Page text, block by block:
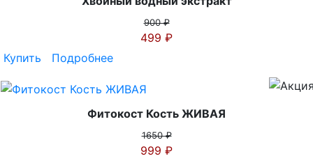
900 ₽
499 ₽
Купить
Подробнее
Фитокост Кость ЖИВАЯ
1650 ₽
999 ₽